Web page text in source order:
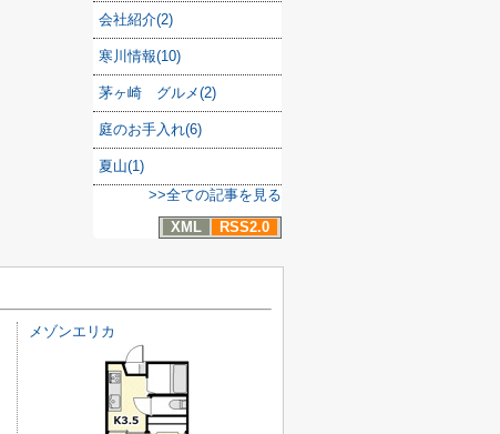
会社紹介(2)
寒川情報(10)
茅ヶ崎 グルメ(2)
庭のお手入れ(6)
夏山(1)
>>全ての記事を見る
XML
RSS2.0
メゾンエリカ